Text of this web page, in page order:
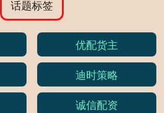
话题标签
优配货主
迪时策略
诚信配资